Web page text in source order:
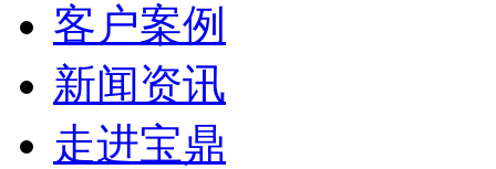
客户案例
新闻资讯
走进宝鼎